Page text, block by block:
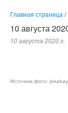
Главная страница /
10 августа
10 августа 2020 г.
Источник фото: